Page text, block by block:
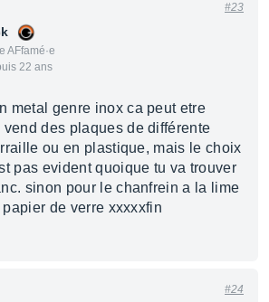
AFfamé·e
22 ans
#23
metal genre inox ca peut etre
des plaques de différente
ou en plastique, mais le choix
pas evident quoique tu va trouver
sinon pour le chanfrein a la lime
de verre xxxxxfin
#24